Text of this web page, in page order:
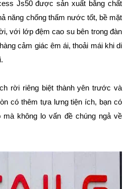
Js50 được sản xuất bằng chất
năng chống thấm nước tốt, bề mặt
với lớp đệm cao su bên trong đàn
cảm giác êm ái, thoải mái khi di
rời riêng biệt thành yên trước và
có thêm tựa lưng tiện ích, bạn có
không lo vấn đề chúng ngả về